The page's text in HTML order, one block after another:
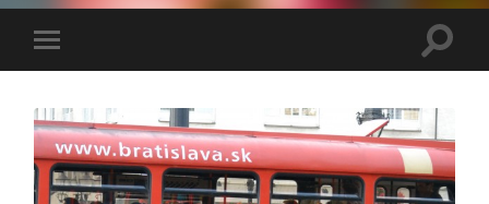
You
Toggle
mobile
Toggle